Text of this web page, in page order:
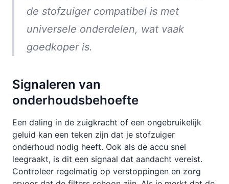
de stofzuiger compatibel is met
universele onderdelen, wat vaak
goedkoper is.
Signaleren van
onderhoudsbehoefte
Een daling in de zuigkracht of een ongebruikelijk
geluid kan een teken zijn dat je stofzuiger
onderhoud nodig heeft. Ook als de accu snel
leegraakt, is dit een signaal dat aandacht vereist.
Controleer regelmatig op verstoppingen en zorg